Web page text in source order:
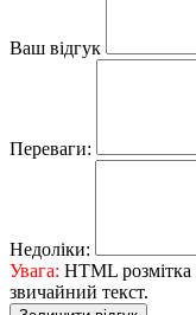
Ваш відгук
Переваги:
Недоліки:
Увага: HTML розмітка
звичайний текст.